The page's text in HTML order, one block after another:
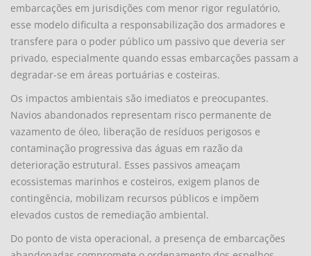
embarcações em jurisdições com menor rigor regulatório,
esse modelo dificulta a responsabilização dos armadores e
transfere para o poder público um passivo que deveria ser
privado, especialmente quando essas embarcações passam a
degradar-se em áreas portuárias e costeiras.
Os impactos ambientais são imediatos e preocupantes.
Navios abandonados representam risco permanente de
vazamento de óleo, liberação de resíduos perigosos e
contaminação progressiva das águas em razão da
deterioração estrutural. Esses passivos ameaçam
ecossistemas marinhos e costeiros, exigem planos de
contingência, mobilizam recursos públicos e impõem
elevados custos de remediação ambiental.
Do ponto de vista operacional, a presença de embarcações